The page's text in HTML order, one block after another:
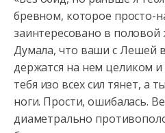
бревном, которое просто-
заинтересовано в
Думала, что ваши с Лешей
держатся на нем целиком
тебя изо всех сил тянет, а
ноги. Прости, ошибалась.
диаметрально